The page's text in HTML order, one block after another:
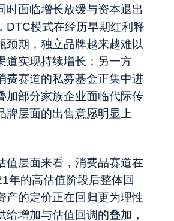
时面临增长放缓与资本退出
DTC模式在经历早期红利释
颈期，独立品牌越来越难以
道实现持续增长；另一方
费赛道的私募基金正集中进
加部分家族企业面临代际传
牌层面的出售意愿明显上
值层面来看，消费品赛道在
年的高估值阶段后整体回
产的定价正在回归更为理性
给增加与估值回调的叠加，